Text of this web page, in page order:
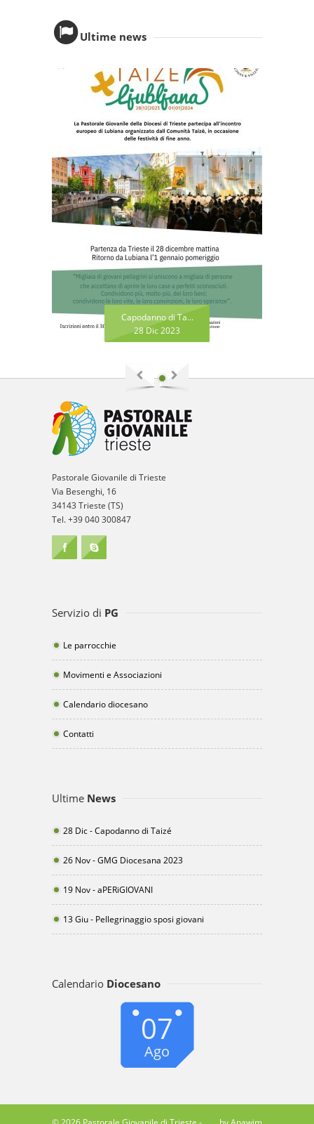
Ultime news
Capodanno di Ta...
28 Dic 2023
Pastorale Giovanile di Trieste
Via Besenghi, 16
34143 Trieste (TS)
Tel. +39 040 300847
Servizio di PG
Le parrocchie
Movimenti e Associazioni
Calendario diocesano
Contatti
Ultime News
28 Dic - Capodanno di Taizé
26 Nov - GMG Diocesana 2023
19 Nov - aPERiGIOVANI
13 Giu - Pellegrinaggio sposi giovani
Calendario Diocesano
07
Ago